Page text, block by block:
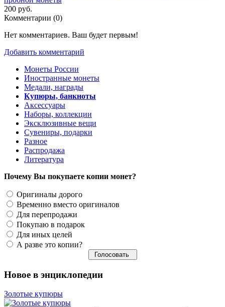
200 руб.
Комментарии (0)
Нет комментариев. Ваш будет первым!
Добавить комментарий
Монеты России
Иностранные монеты
Медали, награды
Купюры, банкноты
Аксессуары
Наборы, коллекции
Эксклюзивные вещи
Сувениры, подарки
Разное
Распродажа
Литература
Почему Вы покупаете копии монет?
Оригиналы дорого
Временно вместо оригиналов
Для перепродажи
Покупаю в подарок
Для иных целей
А разве это копии?
Новое в энциклопедии
Золотые купюры